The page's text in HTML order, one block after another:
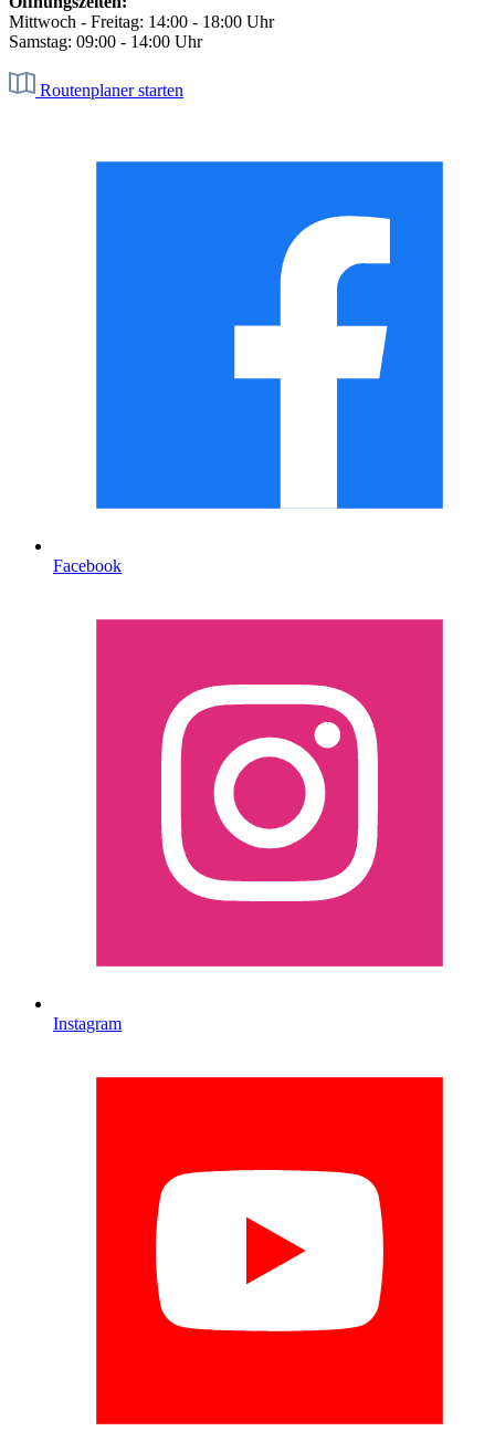
Mittwoch - Freitag: 14:00 - 18:00 Uhr
Samstag: 09:00 - 14:00 Uhr
Routenplaner starten
Facebook
Instagram